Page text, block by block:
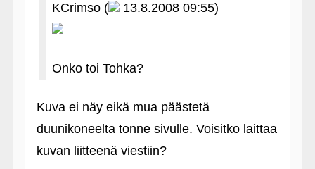
KCrimso ( 13.8.2008 09:55)
Onko toi Tohka?
Kuva ei näy eikä mua päästetä
duunikoneelta tonne sivulle. Voisitko laittaa
kuvan liitteenä viestiin?